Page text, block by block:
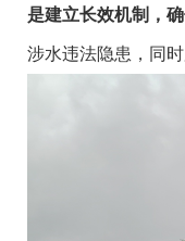
是建立长效机制，
涉水违法隐患，同